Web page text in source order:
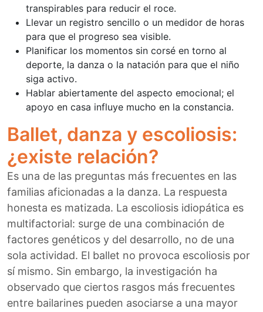
transpirables para reducir el roce.
Llevar un registro sencillo o un medidor de horas
para que el progreso sea visible.
Planificar los momentos sin corsé en torno al
deporte, la danza o la natación para que el niño
siga activo.
Hablar abiertamente del aspecto emocional; el
apoyo en casa influye mucho en la constancia.
Ballet, danza y escoliosis:
¿existe relación?
Es una de las preguntas más frecuentes en las
familias aficionadas a la danza. La respuesta
honesta es matizada. La escoliosis idiopática es
multifactorial: surge de una combinación de
factores genéticos y del desarrollo, no de una
sola actividad. El ballet no provoca escoliosis por
sí mismo. Sin embargo, la investigación ha
observado que ciertos rasgos más frecuentes
entre bailarines pueden asociarse a una mayor